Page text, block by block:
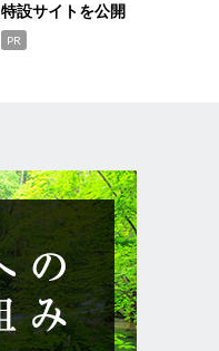
特設サイトを公開
PR